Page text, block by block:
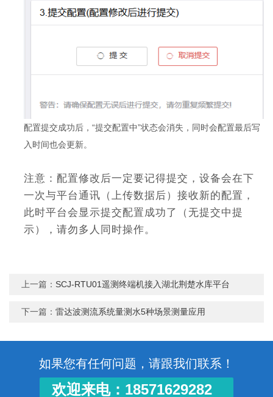
配置提交成功后，“提交配置中”状态会消失，同时会配置最后写
入时间也会更新。
注意：配置修改后一定要记得提交，设备会在下
一次与平台通讯（上传数据后）接收新的配置，
此时平台会显示提交配置成功了（无提交中提
示），请勿多人同时操作。
上一篇： SCJ-RTU01遥测终端机接入湖北荆楚水库平台
下一篇：雷达波测流系统量测水5种场景测量应用
如果您有任何问题，请跟我们联系！
欢迎来电：18571629282